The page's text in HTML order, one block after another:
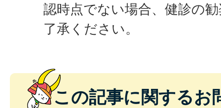
認時点でない場合、健診の
了承ください。
この記事に関するお